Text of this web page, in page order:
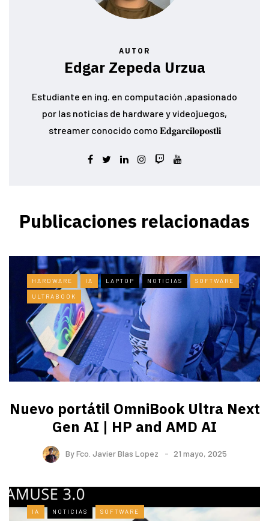
AUTOR
Edgar Zepeda Urzua
Estudiante en ing. en computación ,apasionado
por las noticias de hardware y videojuegos,
streamer conocido como 𝐄𝐝𝐠𝐚𝐫𝐜𝐢𝐥𝐨𝐩𝐨𝐬𝐭𝐥𝐢
Publicaciones relacionadas
HARDWARE IA LAPTOP NOTICIAS SOFTWARE
ULTRABOOK
Nuevo portátil OmniBook Ultra ​Next
Gen AI | HP and AMD AI
ByFco. Javier Blas Lopez 21 mayo, 2025
IA NOTICIAS SOFTWARE